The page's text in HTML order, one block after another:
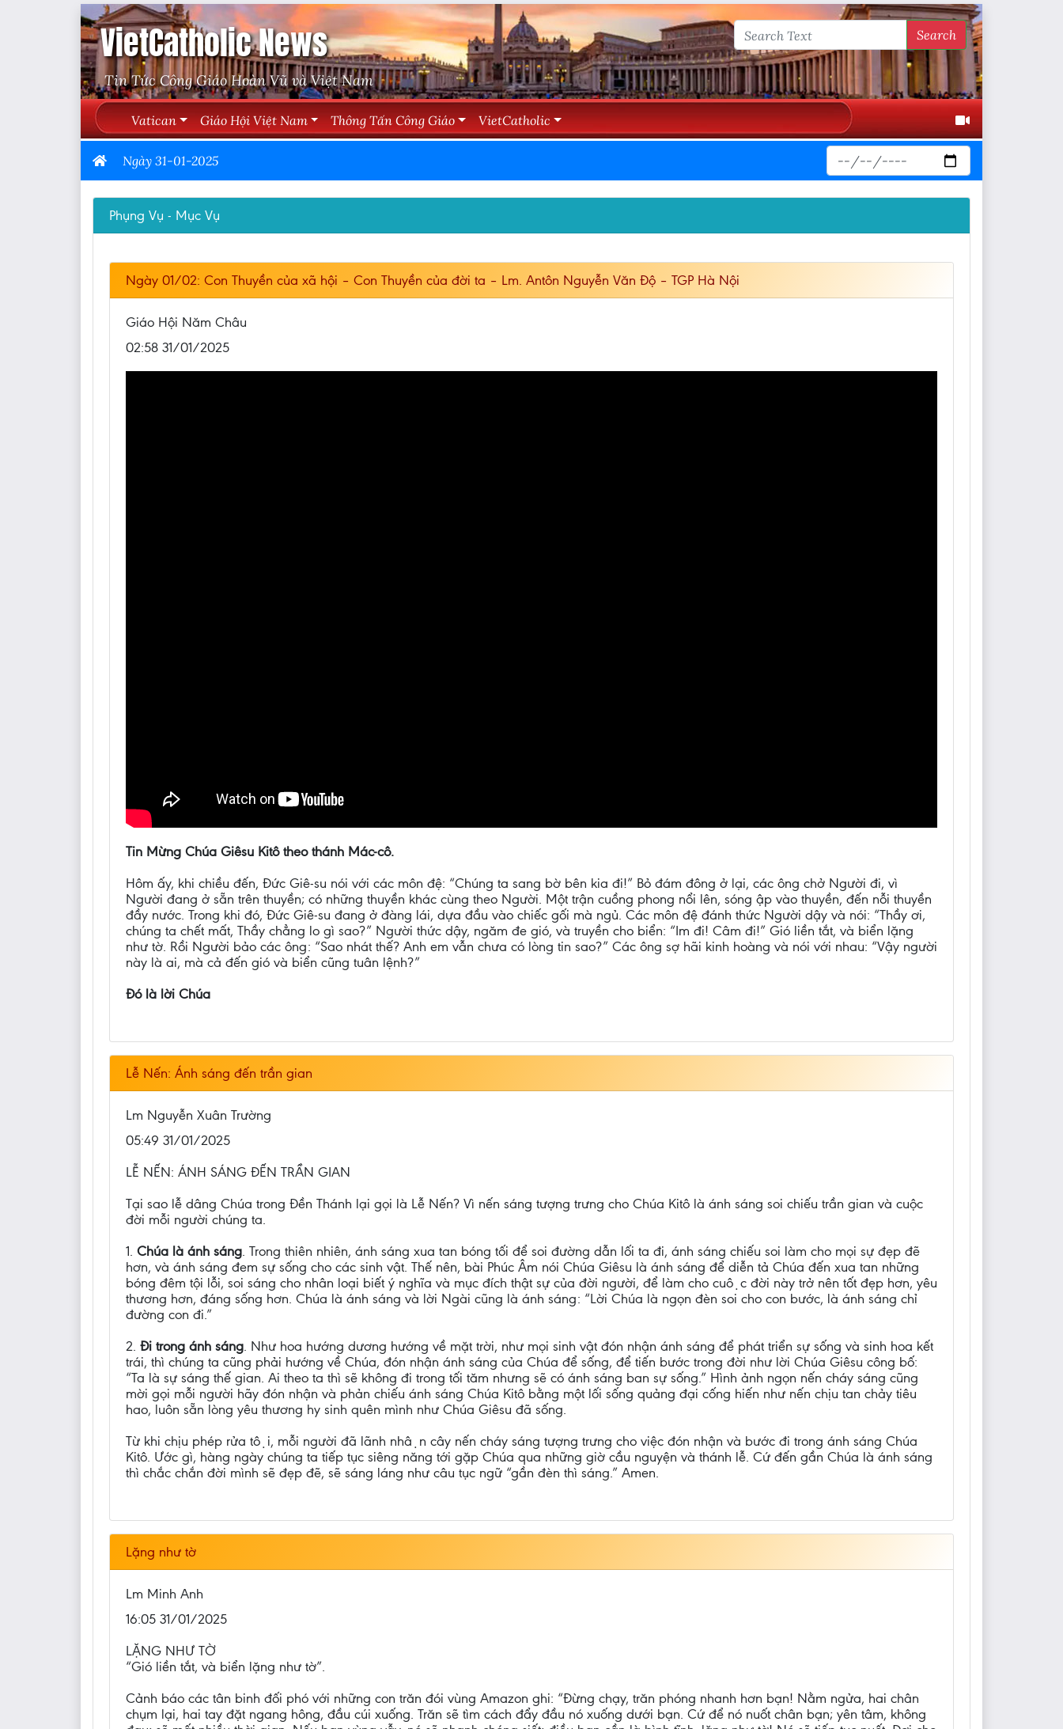
VietCatholic News
Tin Tức Công Giáo Hoàn Vũ và Việt Nam
Search
Vatican Giáo Hội Việt Nam Thông Tấn Công Giáo VietCatholic
Ngày 31-01-2025
Phụng Vụ - Mục Vụ
Ngày 01/02: Con Thuyền của xã hội – Con Thuyền của đời ta – Lm. Antôn Nguyễn Văn Độ – TGP Hà Nội
Giáo Hội Năm Châu
02:58 31/01/2025
Tin Mừng Chúa Giêsu Kitô theo thánh Mác-cô.
Hôm ấy, khi chiều đến, Đức Giê-su nói với các môn đệ: “Chúng ta sang bờ bên kia đi!” Bỏ đám đông ở lại, các ông chở Người đi, vì
Người đang ở sẵn trên thuyền; có những thuyền khác cùng theo Người. Một trận cuồng phong nổi lên, sóng ập vào thuyền, đến nỗi thuyền
đầy nước. Trong khi đó, Đức Giê-su đang ở đàng lái, dựa đầu vào chiếc gối mà ngủ. Các môn đệ đánh thức Người dậy và nói: “Thầy ơi,
chúng ta chết mất, Thầy chẳng lo gì sao?” Người thức dậy, ngăm đe gió, và truyền cho biển: “Im đi! Câm đi!” Gió liền tắt, và biển lặng
như tờ. Rồi Người bảo các ông: “Sao nhát thế? Anh em vẫn chưa có lòng tin sao?” Các ông sợ hãi kinh hoàng và nói với nhau: “Vậy người
này là ai, mà cả đến gió và biển cũng tuân lệnh?”
Đó là lời Chúa
Lễ Nến: Ánh sáng đến trần gian
Lm Nguyễn Xuân Trường
05:49 31/01/2025
LỄ NẾN: ÁNH SÁNG ĐẾN TRẦN GIAN
Tại sao lễ dâng Chúa trong Đền Thánh lại gọi là Lễ Nến? Vì nến sáng tượng trưng cho Chúa Kitô là ánh sáng soi chiếu trần gian và cuộc
đời mỗi người chúng ta.
1. Chúa là ánh sáng. Trong thiên nhiên, ánh sáng xua tan bóng tối để soi đường dẫn lối ta đi, ánh sáng chiếu soi làm cho mọi sự đẹp đẽ
hơn, và ánh sáng đem sự sống cho các sinh vật. Thế nên, bài Phúc Âm nói Chúa Giêsu là ánh sáng để diễn tả Chúa đến xua tan những
bóng đêm tội lỗi, soi sáng cho nhân loại biết ý nghĩa và mục đích thật sự của đời người, để làm cho cuộc đời này trở nên tốt đẹp hơn, yêu
thương hơn, đáng sống hơn. Chúa là ánh sáng và lời Ngài cũng là ánh sáng: “Lời Chúa là ngọn đèn soi cho con bước, là ánh sáng chỉ
đường con đi.”
2. Đi trong ánh sáng. Như hoa hướng dương hướng về mặt trời, như mọi sinh vật đón nhận ánh sáng để phát triển sự sống và sinh hoa kết
trái, thì chúng ta cũng phải hướng về Chúa, đón nhận ánh sáng của Chúa để sống, để tiến bước trong đời như lời Chúa Giêsu công bố:
“Ta là sự sáng thế gian. Ai theo ta thì sẽ không đi trong tối tăm nhưng sẽ có ánh sáng ban sự sống.” Hình ảnh ngọn nến cháy sáng cũng
mời gọi mỗi người hãy đón nhận và phản chiếu ánh sáng Chúa Kitô bằng một lối sống quảng đại cống hiến như nến chịu tan chảy tiêu
hao, luôn sẵn lòng yêu thương hy sinh quên mình như Chúa Giêsu đã sống.
Từ khi chịu phép rửa tội, mỗi người đã lãnh nhận cây nến cháy sáng tượng trưng cho việc đón nhận và bước đi trong ánh sáng Chúa
Kitô. Ước gì, hàng ngày chúng ta tiếp tục siêng năng tới gặp Chúa qua những giờ cầu nguyện và thánh lễ. Cứ đến gần Chúa là ánh sáng
thì chắc chắn đời mình sẽ đẹp đẽ, sẽ sáng láng như câu tục ngữ “gần đèn thì sáng.” Amen.
Lặng như tờ
Lm Minh Anh
16:05 31/01/2025
LẶNG NHƯ TỜ
“Gió liền tắt, và biển lặng như tờ”.
Cảnh báo các tân binh đối phó với những con trăn đói vùng Amazon ghi: “Đừng chạy, trăn phóng nhanh hơn bạn! Nằm ngửa, hai chân
chụm lại, hai tay đặt ngang hông, đầu cúi xuống. Trăn sẽ tìm cách đẩy đầu nó xuống dưới bạn. Cứ để nó nuốt chân bạn; yên tâm, không